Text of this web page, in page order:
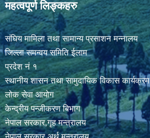
महत्वपूर्ण लिङ्कहरु
संघिय मामिला तथा सामान्य प्रसाशन मन्नालय
जिल्ला समन्वय समिति ईलाम
प्रदेश नं १
स्थानीय शासन तथा सामुदायिक विकास कार्यक्रम
लोक सेवा आयोग
केन्द्रीय पन्जीकरण बिभाग
नेपाल सरकार,गृह मन्त्रालय